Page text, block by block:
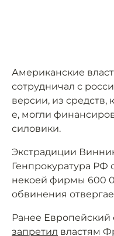
Американские
сотрудничал с
версии, из
e, могли
силовики.
Экстрадиции
Генпрокуратура РФ
некоей фирмы 600
обвинения
Ранее Европейский
запретил властям